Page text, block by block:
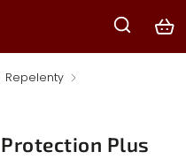
Repelenty /
Plus